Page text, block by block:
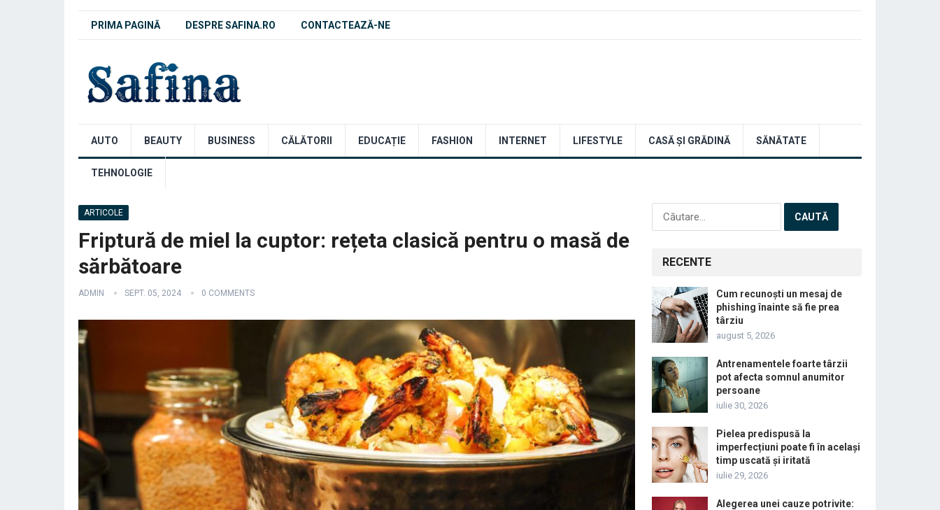
PRIMA PAGINĂ DESPRE SAFINA.RO CONTACTEAZĂ-NE
AUTO BEAUTY BUSINESS CĂLĂTORII EDUCAȚIE FASHION INTERNET LIFESTYLE CASĂ ȘI GRĂDINĂ SĂNĂTATE
TEHNOLOGIE
ARTICOLE
Friptură de miel la cuptor: rețeta clasică pentru o masă de
sărbătoare
ADMIN SEPT. 05, 2024 0 COMMENTS
Caută
după:
RECENTE
Cum recunoști un mesaj de
phishing înainte să fie prea
târziu
august 5, 2026
Antrenamentele foarte târzii
pot afecta somnul anumitor
persoane
iulie 30, 2026
Pielea predispusă la
imperfecțiuni poate fi în același
timp uscată și iritată
iulie 29, 2026
Alegerea unei cauze potrivite: